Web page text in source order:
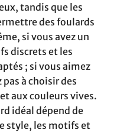
tandis que les
des foulards
si vous avez un
discrets et les
; si vous aimez
à choisir des
aux couleurs vives.
idéal dépend de
style, les motifs et